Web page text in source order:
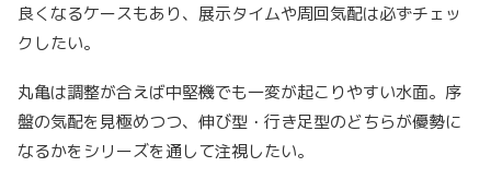
良くなるケースもあり、展示タイムや周回気配は必ずチェッ
クしたい。
丸亀は調整が合えば中堅機でも一変が起こりやすい水面。序
盤の気配を見極めつつ、伸び型・行き足型のどちらが優勢に
なるかをシリーズを通して注視したい。